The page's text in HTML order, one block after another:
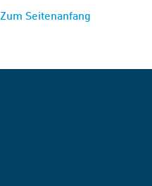
Zum Seitenanfang